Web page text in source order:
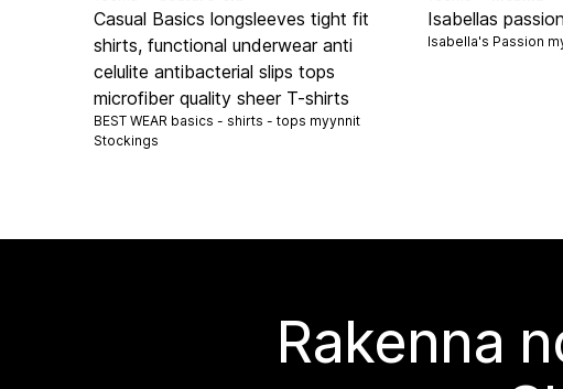
Casual Basics longsleeves tight fit
shirts, functional underwear anti
celulite antibacterial slips tops
microfiber quality sheer T-shirts
BEST WEAR basics - shirts - tops myynnit
Stockings
Isabellas passion
Isabella's Passion
Rakenna